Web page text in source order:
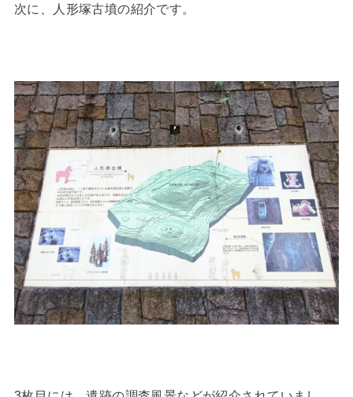
次に、人形塚古墳の紹介です。